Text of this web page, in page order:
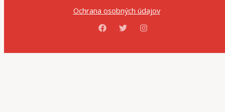
Ochrana osobných údajov